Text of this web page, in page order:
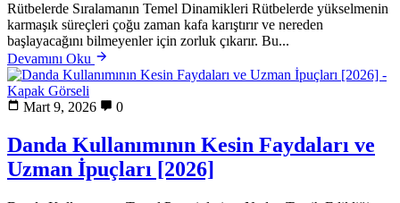
Rütbelerde Sıralamanın Temel Dinamikleri Rütbelerde yükselmenin
karmaşık süreçleri çoğu zaman kafa karıştırır ve nereden
başlayacağını bilmeyenler için zorluk çıkarır. Bu...
Devamını Oku
Mart 9, 2026 0
Danda Kullanımının Kesin Faydaları ve
Uzman İpuçları [2026]